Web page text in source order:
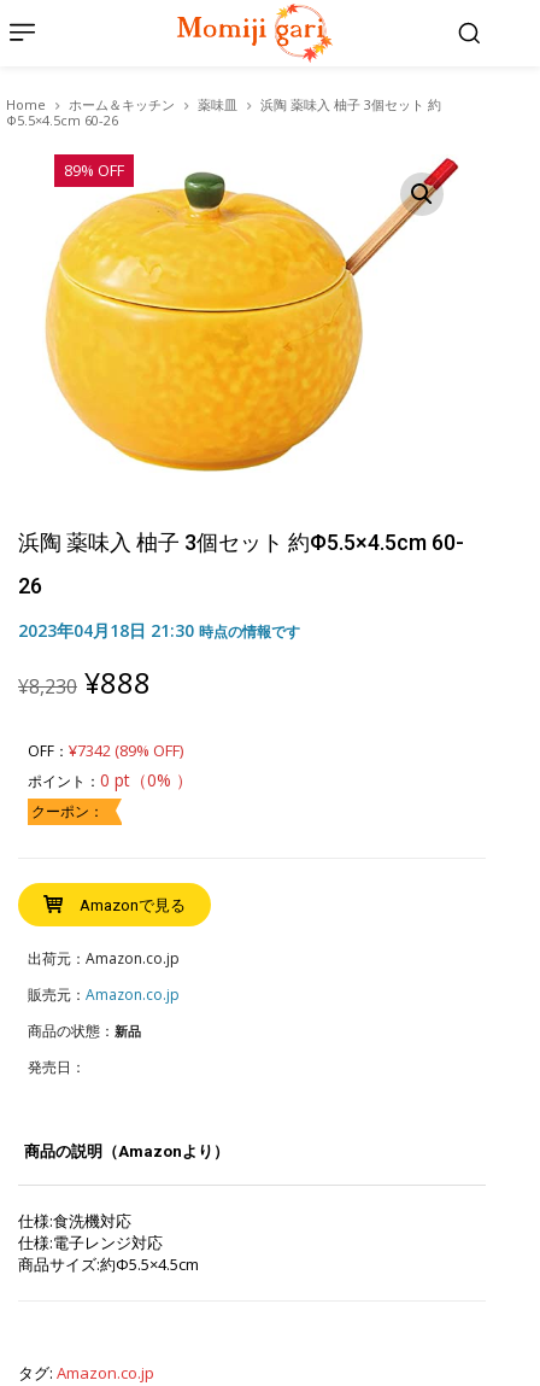
Home ホーム＆キッチン 薬味皿
浜陶 薬味入 柚子 3個セット 約
Φ5.5×4.5cm 60-26
89% OFF
浜陶 薬味入 柚子 3個セット 約Φ5.5×4.5cm 60-
26
2023年04月18日 21:30 時点の情報です
¥8,230 Original
price
¥8,230.
¥888
¥888.
OFF： ¥7342 (89% OFF)
ポイント： 0 pt（0% ）
クーポン：
Amazonで見る
出荷元：Amazon.co.jp
販売元： Amazon.co.jp
商品の状態： 新品
発売日：
商品の説明（Amazonより）
仕様:食洗機対応
仕様:電子レンジ対応
商品サイズ:約Φ5.5×4.5cm
タグ: Amazon.co.jp